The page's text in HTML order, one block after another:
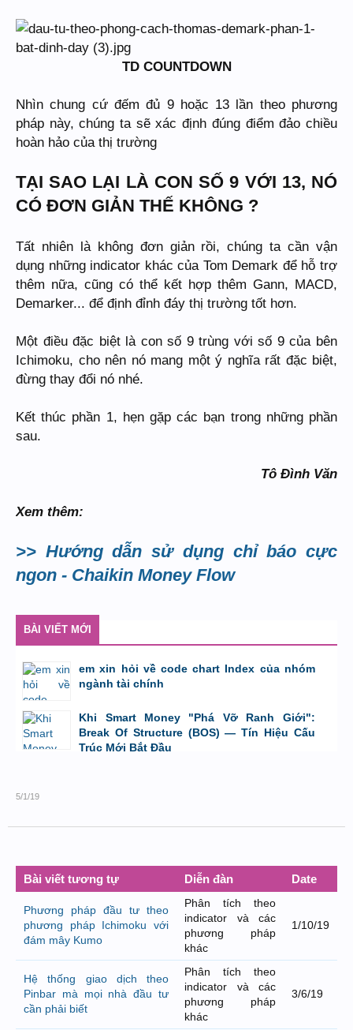
TD COUNTDOWN
Nhìn chung cứ đếm đủ 9 hoặc 13 lần theo phương
pháp này, chúng ta sẽ xác định đúng điểm đảo chiều
hoàn hảo của thị trường
TẠI SAO LẠI LÀ CON SỐ 9 VỚI 13, NÓ
CÓ ĐƠN GIẢN THẾ KHÔNG ?
Tất nhiên là không đơn giản rồi, chúng ta cần vận
dụng những indicator khác của Tom Demark để hỗ trợ
thêm nữa, cũng có thể kết hợp thêm Gann, MACD,
Demarker... để định đỉnh đáy thị trường tốt hơn.
Một điều đặc biệt là con số 9 trùng với số 9 của bên
Ichimoku, cho nên nó mang một ý nghĩa rất đặc biệt,
đừng thay đổi nó nhé.
Kết thúc phần 1, hẹn gặp các bạn trong những phần
sau.
Tô Đình Văn
Xem thêm:
>> Hướng dẫn sử dụng chỉ báo cực
ngon - Chaikin Money Flow
BÀI VIẾT MỚI
em xin hỏi về code chart Index của nhóm
ngành tài chính
bởi GiaBao09052000 ,8/7/26 lúc 10:21
Khi Smart Money "Phá Vỡ Ranh Giới":
Break Of Structure (BOS) — Tín Hiệu Cấu
Trúc Mới Bắt Đầu
5/1/19
Bài viết tương tự Diễn đàn Date
Phương pháp đầu tư theo
phương pháp Ichimoku với
đám mây Kumo
Phân tích theo
indicator và các
phương pháp
khác
1/10/19
Hệ thống giao dịch theo
Pinbar mà mọi nhà đầu tư
cần phải biết
Phân tích theo
indicator và các
phương pháp
khác
3/6/19